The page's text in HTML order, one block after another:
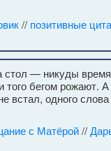
// позитивные
стол — никуды
того бегом рожают.
встал, одного
с Матёрой//